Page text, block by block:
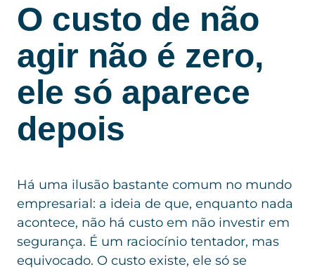
O custo de não
agir não é zero,
ele só aparece
depois
Há uma ilusão bastante comum no mundo
empresarial: a ideia de que, enquanto nada
acontece, não há custo em não investir em
segurança. É um raciocínio tentador, mas
equivocado. O custo existe, ele só se